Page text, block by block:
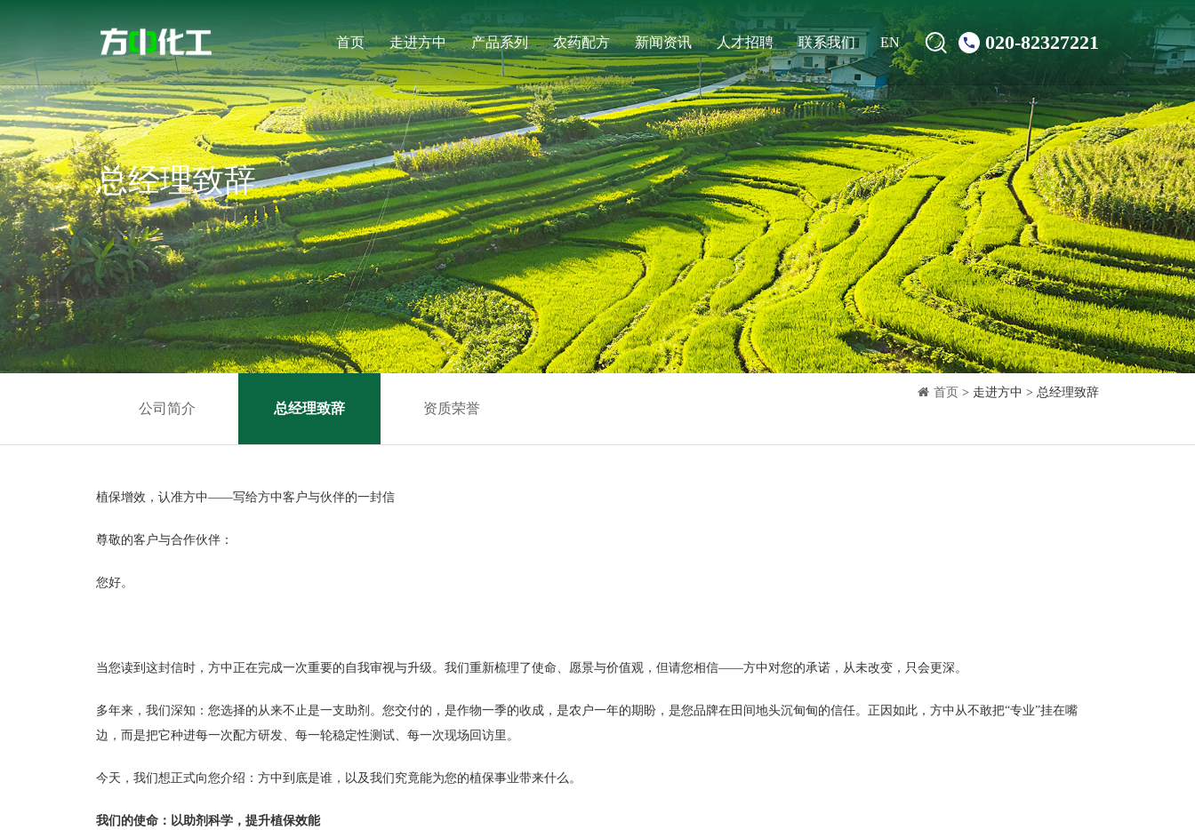
首页 走进方中 产品系列 农药配方 新闻资讯 人才招聘 联系我们 EN 020-82327221
总经理致辞
公司简介 总经理致辞 资质荣誉
首页 > 走进方中 > 总经理致辞
植保增效，认准方中——写给方中客户与伙伴的一封信
尊敬的客户与合作伙伴：
您好。
当您读到这封信时，方中正在完成一次重要的自我审视与升级。我们重新梳理了使命、愿景与价值观，但请您相信——方中对您的承诺，从未改变，只会更深。
多年来，我们深知：您选择的从来不止是一支助剂。您交付的，是作物一季的收成，是农户一年的期盼，是您品牌在田间地头沉甸甸的信任。正因如此，方中从不敢把“专业”挂在嘴
边，而是把它种进每一次配方研发、每一轮稳定性测试、每一次现场回访里。
今天，我们想正式向您介绍：方中到底是谁，以及我们究竟能为您的植保事业带来什么。
我们的使命：以助剂科学，提升植保效能